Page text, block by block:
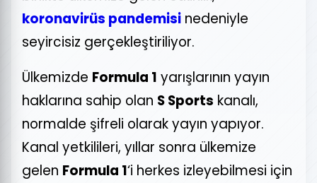
koronavirüs pandemisi nedeniyle
seyircisiz gerçekleştiriliyor.
Ülkemizde Formula 1 yarışlarının yayın
haklarına sahip olan S Sports kanalı,
normalde şifreli olarak yayın yapıyor.
Kanal yetkilileri, yıllar sonra ülkemize
gelen Formula 1‘i herkes izleyebilmesi için